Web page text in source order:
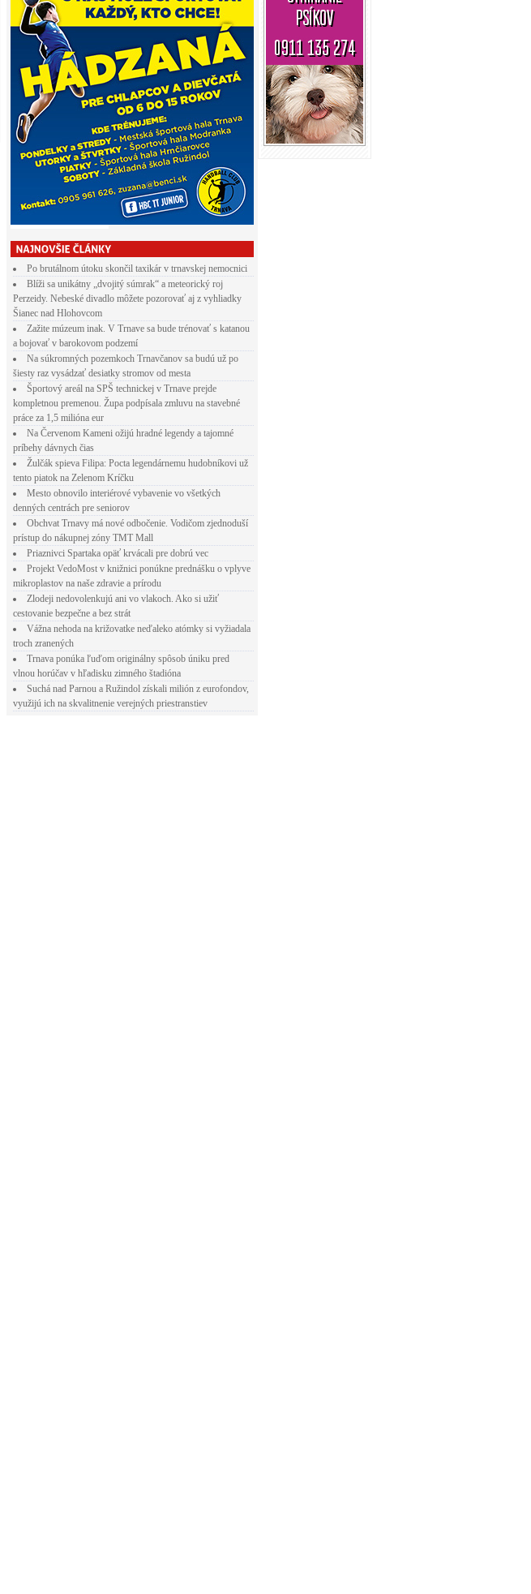
Po brutálnom útoku skončil taxikár v trnavskej nemocnici
Blíži sa unikátny „dvojitý súmrak“ a meteorický roj
Perzeidy. Nebeské divadlo môžete pozorovať aj z vyhliadky
Šianec nad Hlohovcom
Zažite múzeum inak. V Trnave sa bude trénovať s katanou
a bojovať v barokovom podzemí
Na súkromných pozemkoch Trnavčanov sa budú už po
šiesty raz vysádzať desiatky stromov od mesta
Športový areál na SPŠ technickej v Trnave prejde
kompletnou premenou. Župa podpísala zmluvu na stavebné
práce za 1,5 milióna eur
Na Červenom Kameni ožijú hradné legendy a tajomné
príbehy dávnych čias
Žulčák spieva Filipa: Pocta legendárnemu hudobníkovi už
tento piatok na Zelenom Kríčku
Mesto obnovilo interiérové vybavenie vo všetkých
denných centrách pre seniorov
Obchvat Trnavy má nové odbočenie. Vodičom zjednoduší
prístup do nákupnej zóny TMT Mall
Priaznivci Spartaka opäť krvácali pre dobrú vec
Projekt VedoMost v knižnici ponúkne prednášku o vplyve
mikroplastov na naše zdravie a prírodu
Zlodeji nedovolenkujú ani vo vlakoch. Ako si užiť
cestovanie bezpečne a bez strát
Vážna nehoda na križovatke neďaleko atómky si vyžiadala
troch zranených
Trnava ponúka ľuďom originálny spôsob úniku pred
vlnou horúčav v hľadisku zimného štadióna
Suchá nad Parnou a Ružindol získali milión z eurofondov,
využijú ich na skvalitnenie verejných priestranstiev